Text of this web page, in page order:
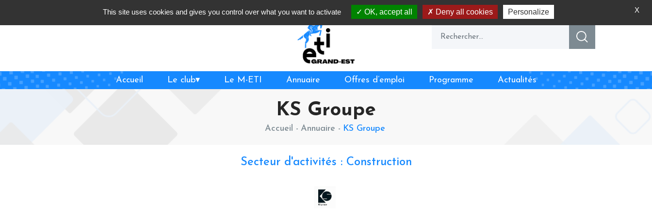
Accueil Le club Le M-ETI Annuaire Offres d’emploi Programme Actualités
KS Groupe
Accueil - Annuaire - KS Groupe
Secteur d'activités : Construction
X
This site uses cookies and gives you control over what you want to activate OK, accept all Deny all cookies Personalize